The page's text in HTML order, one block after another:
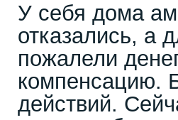
У себя дома
отказались, а
пожалели
компенсацию.
действий.